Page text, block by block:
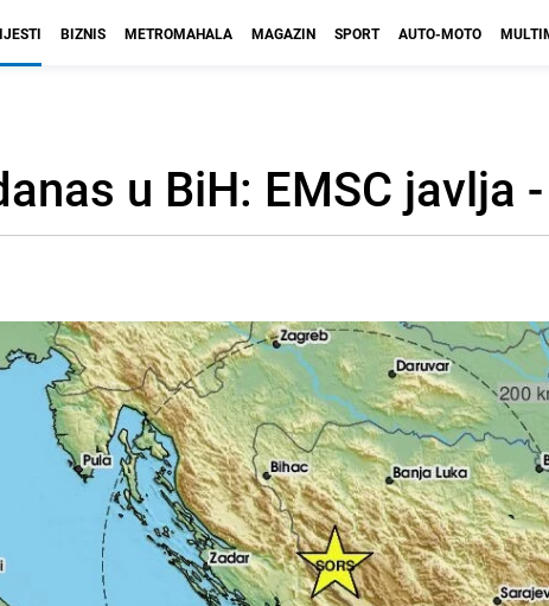
BIZNIS METROMAHALA MAGAZIN SPORT AUTO-MOTO
u BiH: EMSC javlja